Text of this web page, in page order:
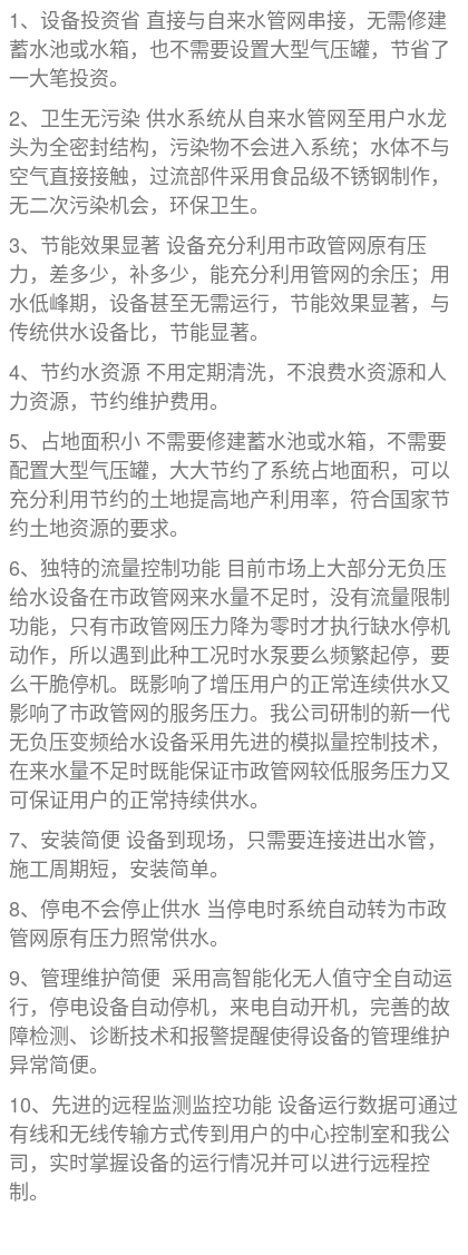
1、设备投资省 直接与自来水管网串接，无需修建
蓄水池或水箱，也不需要设置大型气压罐，节省了
一大笔投资。
2、卫生无污染 供水系统从自来水管网至用户水龙
头为全密封结构，污染物不会进入系统；水体不与
空气直接接触，过流部件采用食品级不锈钢制作，
无二次污染机会，环保卫生。
3、节能效果显著 设备充分利用市政管网原有压
力，差多少，补多少，能充分利用管网的余压；用
水低峰期，设备甚至无需运行，节能效果显著，与
传统供水设备比，节能显著。
4、节约水资源 不用定期清洗，不浪费水资源和人
力资源，节约维护费用。
5、占地面积小 不需要修建蓄水池或水箱，不需要
配置大型气压罐，大大节约了系统占地面积，可以
充分利用节约的土地提高地产利用率，符合国家节
约土地资源的要求。
6、独特的流量控制功能 目前市场上大部分无负压
给水设备在市政管网来水量不足时，没有流量限制
功能，只有市政管网压力降为零时才执行缺水停机
动作，所以遇到此种工况时水泵要么频繁起停，要
么干脆停机。既影响了增压用户的正常连续供水又
影响了市政管网的服务压力。我公司研制的新一代
无负压变频给水设备采用先进的模拟量控制技术，
在来水量不足时既能保证市政管网较低服务压力又
可保证用户的正常持续供水。
7、安装简便 设备到现场，只需要连接进出水管，
施工周期短，安装简单。
8、停电不会停止供水 当停电时系统自动转为市政
管网原有压力照常供水。
9、管理维护简便 采用高智能化无人值守全自动运
行，停电设备自动停机，来电自动开机，完善的故
障检测、诊断技术和报警提醒使得设备的管理维护
异常简便。
10、先进的远程监测监控功能 设备运行数据可通过
有线和无线传输方式传到用户的中心控制室和我公
司，实时掌握设备的运行情况并可以进行远程控
制。